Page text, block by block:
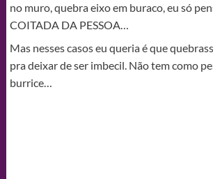
no muro, quebra eixo em buraco, eu só
COITADA DA PESSOA…
Mas nesses casos eu queria é que
pra deixar de ser imbecil. Não tem como
burrice…